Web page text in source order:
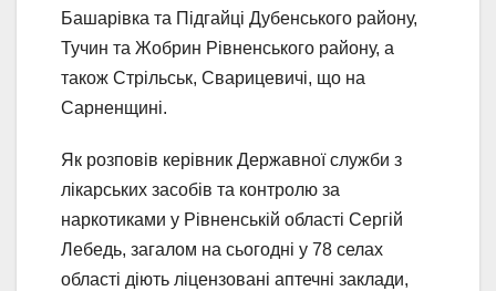
Башарівка та Підгайці Дубенського району,
Тучин та Жобрин Рівненського району, а
також Стрільськ, Сварицевичі, що на
Сарненщині.
Як розповів керівник Державної служби з
лікарських засобів та контролю за
наркотиками у Рівненській області Сергій
Лебедь, загалом на сьогодні у 78 селах
області діють ліцензовані аптечні заклади,